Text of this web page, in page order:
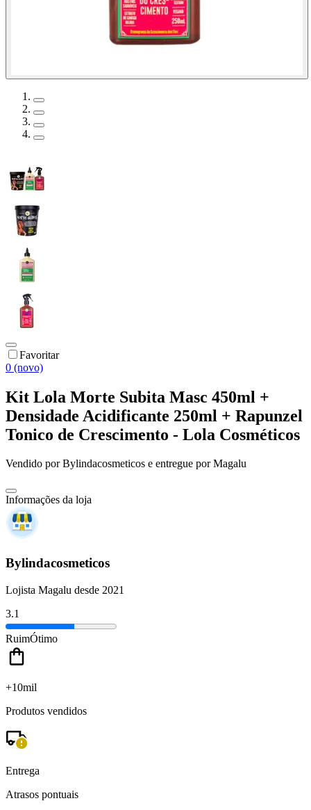
Favoritar
0 (novo)
Kit Lola Morte Subita Masc 450ml +
Densidade Acidificante 250ml + Rapunzel
Tonico de Crescimento - Lola Cosméticos
Vendido porBylindacosmeticos e entregue por Magalu
Informações da loja
Bylindacosmeticos
Lojista Magalu desde 2021
3.1
RuimÓtimo
+10mil
Produtos vendidos
Entrega
Atrasos pontuais